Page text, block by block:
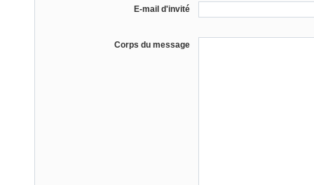
E-mail d'invité
Corps du message